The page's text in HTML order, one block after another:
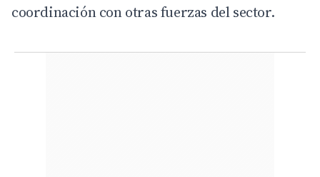
coordinación con otras fuerzas del sector.